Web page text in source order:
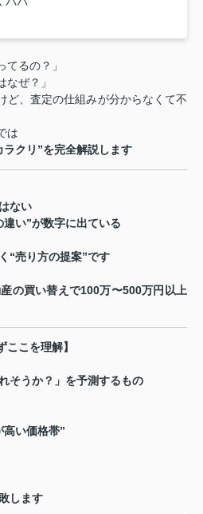
てるの？」
なぜ？」
ど、査定の仕組みが分からなくて不
は
クリ ”を完全解説します
ない
違い”が数字に出ている
“売り方の提案”です
の買い替えで100万〜500万円以上
こを理解】
そうか？」を予測するもの
高い価格帯”
します